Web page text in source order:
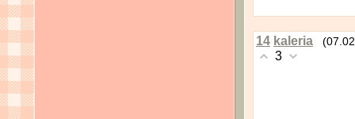
14 kaleria
3